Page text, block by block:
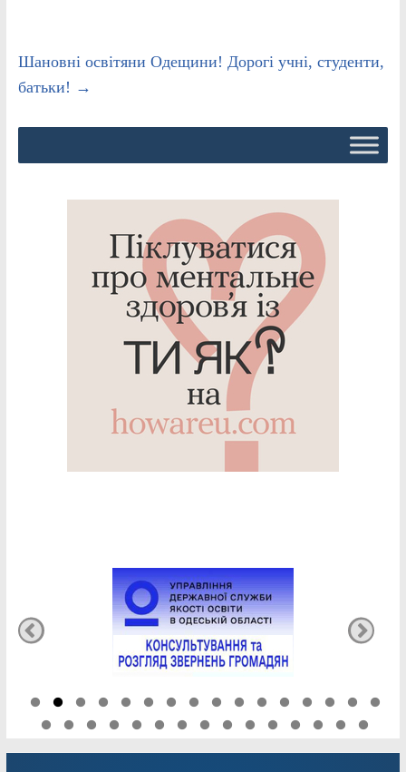
Шановні освітяни Одещини! Дорогі учні, студенти,
батьки! →